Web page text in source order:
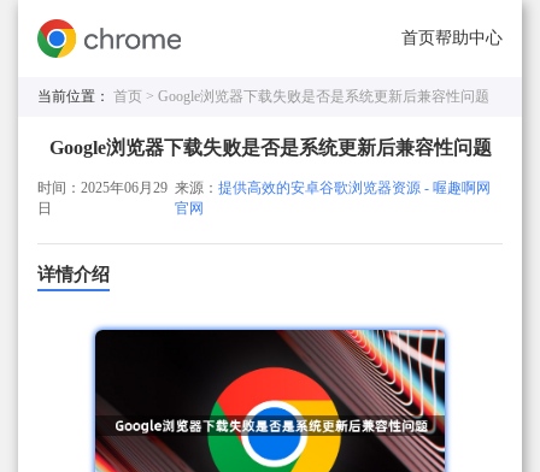
首页帮助中心
当前位置： 首页 > Google浏览器下载失败是否是系统更新后兼容性问题
Google浏览器下载失败是否是系统更新后兼容性问题
时间：2025年06月29
日
来源：提供高效的安卓谷歌浏览器资源 - 喔趣啊网
官网
详情介绍